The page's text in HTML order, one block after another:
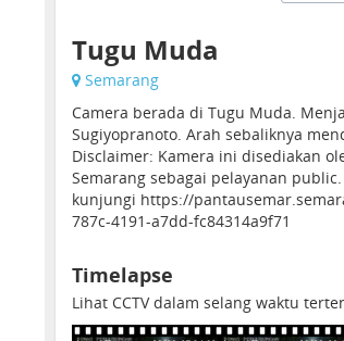
Tugu Muda
Semarang
Camera berada di Tugu Muda.
Sugiyopranoto. Arah sebaliknya
Disclaimer: Kamera ini disediakan
Semarang sebagai pelayanan
kunjungi https://
787c-4191-a7dd-fc84314a9f71
Timelapse
Lihat CCTV dalam selang waktu